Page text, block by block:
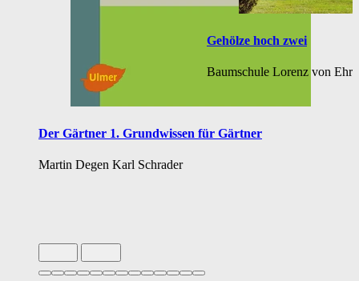
Der Gärtner 1. Grundwissen für Gärtner
Martin Degen Karl Schrader
Gehölze hoch zwei
Baumschule Lorenz von
Slide 1 von 13 aktiv